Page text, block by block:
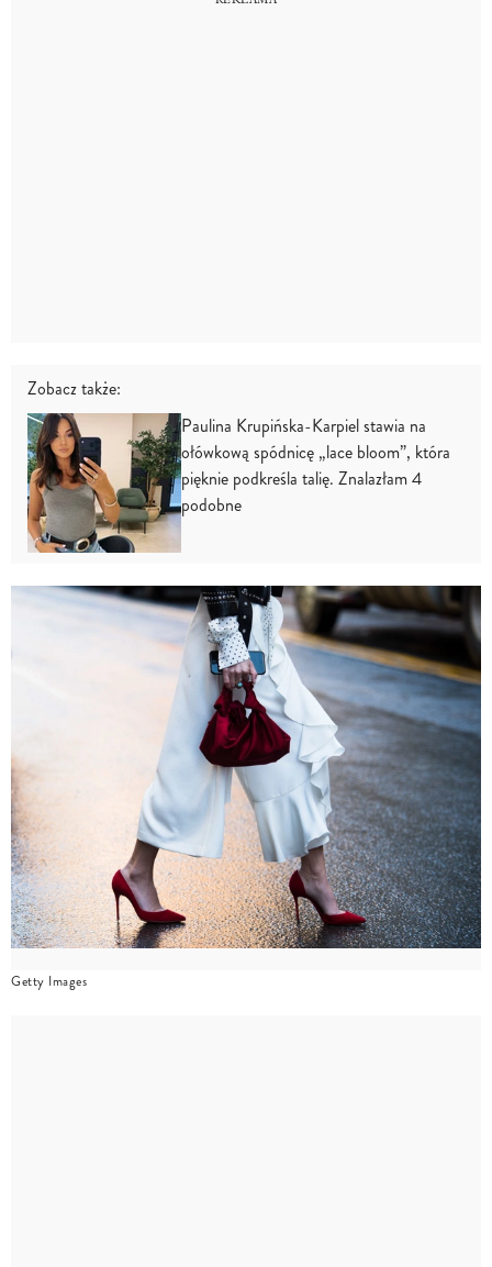
Zobacz także:
Paulina Krupińska-Karpiel stawia na
ołówkową spódnicę „lace bloom”, która
pięknie podkreśla talię. Znalazłam 4
podobne
Getty Images